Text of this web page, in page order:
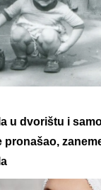
u dvorištu i
pronašao,